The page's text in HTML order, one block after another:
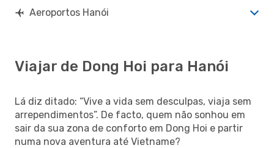
Aeroportos Hanói
Viajar de Dong Hoi para Hanói
Lá diz ditado: “Vive a vida sem desculpas, viaja sem
arrependimentos”. De facto, quem não sonhou em
sair da sua zona de conforto em Dong Hoi e partir
numa nova aventura até Vietname?